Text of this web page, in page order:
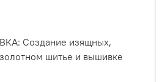
Создание изящных,
шитье и вышивке